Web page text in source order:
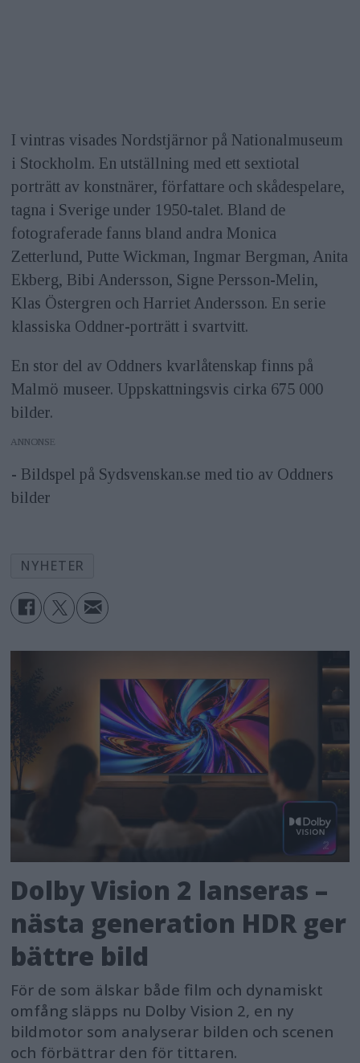
I vintras visades Nordstjärnor på Nationalmuseum
i Stockholm. En utställning med ett sextiotal
porträtt av konstnärer, författare och skådespelare,
tagna i Sverige under 1950-talet. Bland de
fotograferade fanns bland andra Monica
Zetterlund, Putte Wickman, Ingmar Bergman, Anita
Ekberg, Bibi Andersson, Signe Persson-Melin,
Klas Östergren och Harriet Andersson. En serie
klassiska Oddner-porträtt i svartvitt.
En stor del av Oddners kvarlåtenskap finns på
Malmö museer. Uppskattningsvis cirka 675 000
bilder.
ANNONS
- Bildspel på Sydsvenskan.se med tio av Oddners
bilder
NYHETER
Dolby Vision 2 lanseras –
nästa generation HDR ger
bättre bild
För de som älskar både film och dynamiskt
omfång släpps nu Dolby Vision 2, en ny
bildmotor som analyserar bilden och scenen
och förbättrar den för tittaren.